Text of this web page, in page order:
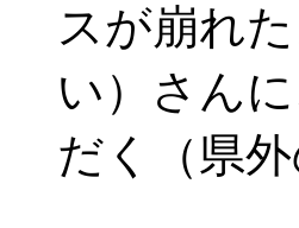
スが崩れ
い）さん
だく（県